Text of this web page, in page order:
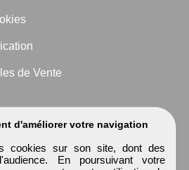
d'améliorer votre navigation
cookies sur son site, dont des
En poursuivant votre
de Vente